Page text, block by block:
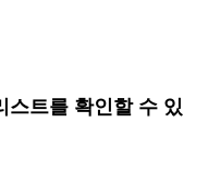
스트를 확인할 수 있